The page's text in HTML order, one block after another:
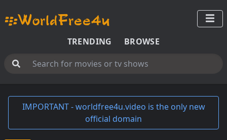
TRENDING BROWSE
IMPORTANT - worldfree4u.video is the only new
official domain